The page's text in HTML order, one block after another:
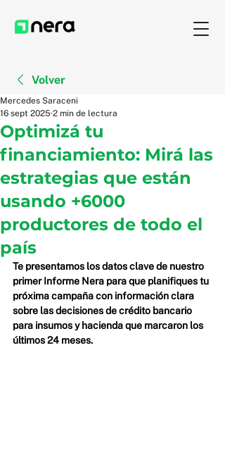
Volver
Optimizá tu
financiamiento: Mirá las
estrategias que están
usando +6000
productores de todo el
país
Mercedes Saraceni
16 sept 2025 2 min de lectura
Te presentamos los datos clave de nuestro
primer Informe Nera para que planifiques tu
próxima campaña con información clara
sobre las decisiones de crédito bancario
para insumos y hacienda que marcaron los
últimos 24 meses.